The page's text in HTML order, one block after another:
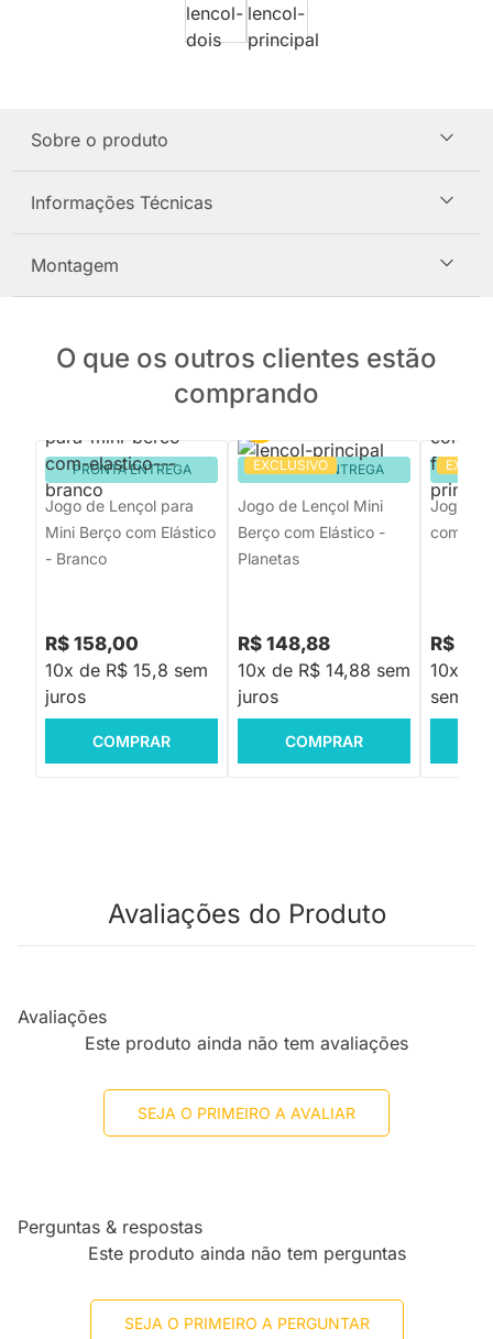
Sobre o produto
Informações Técnicas
Montagem
O que os outros clientes estão
comprando
PRONTA ENTREGA
Jogo de Lençol para
Mini Berço com Elástico
- Branco
R$ 158,00
10x de R$ 15,8 sem
juros
COMPRAR
EXCLUSIVO
PRONTA ENTREGA
Jogo de Lençol Mini
Berço com Elástico -
Planetas
R$ 148,88
10x de R$ 14,88 sem
juros
COMPRAR
Jogo de
com
R$
10x de
sem
Avaliações do Produto
Avaliações
Este produto ainda não tem avaliações
SEJA O PRIMEIRO A AVALIAR
Perguntas & respostas
Este produto ainda não tem perguntas
SEJA O PRIMEIRO A PERGUNTAR